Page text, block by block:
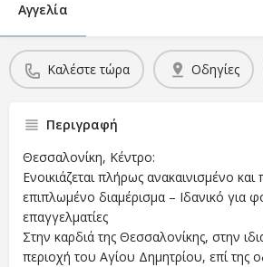
Αγγελία
Καλέστε τώρα Οδηγίες
Περιγραφή
Θεσσαλονίκη, Κέντρο:
Ενοικιάζεται πλήρως ανακαινισμένο
επιπλωμένο διαμέρισμα – Ιδανικό για
επαγγελματίες
Στην καρδιά της Θεσσαλονίκης, στην
περιοχή του Αγίου Δημητρίου, επί